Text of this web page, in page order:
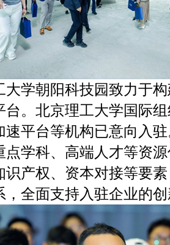
朝阳科技园致力于构
台。北京理工大学国际
速平台等机构已意向入
点学科、高端人才等资
识产权、资本对接等要
，全面支持入驻企业的